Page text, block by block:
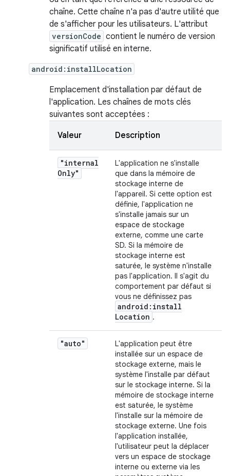
chaîne. Cette chaîne n'a pas d'autre utilité que
de s'afficher pour les utilisateurs. L'attribut
versionCode contient le numéro de version
significatif utilisé en interne.
android:installLocation
Emplacement d'installation par défaut de
l'application. Les chaînes de mots clés
suivantes sont acceptées :
Valeur Description
"internal
Only"
L'application ne s'installe
que dans la mémoire de
stockage interne de
l'appareil. Si cette option est
définie, l'application ne
s'installe jamais sur un
espace de stockage
externe, comme une carte
SD. Si la mémoire de
stockage interne est
saturée, le système n'installe
pas l'application. Il s'agit du
comportement par défaut si
vous ne définissez pas
android:install
Location .
"auto"
L'application peut être
installée sur un espace de
stockage externe, mais le
système l'installe par défaut
sur le stockage interne. Si la
mémoire de stockage interne
est saturée, le système
l'installe sur la mémoire de
stockage externe. Une fois
l'application installée,
l'utilisateur peut la déplacer
vers un espace de stockage
interne ou externe via les